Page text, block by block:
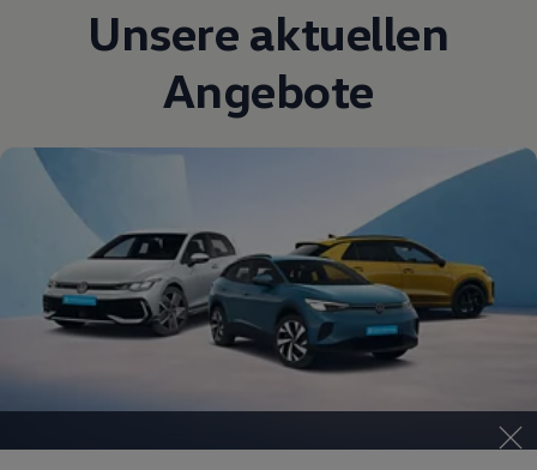
Unsere aktuellen
Angebote